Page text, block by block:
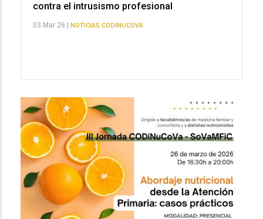
contra el intrusismo profesional
03 Mar 26 | NOTICIAS CODINUCOVA